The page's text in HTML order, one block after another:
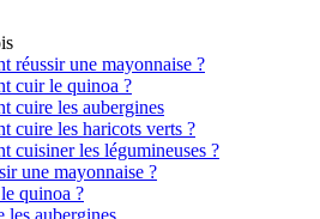
réussir une mayonnaise ?
cuir le quinoa ?
cuire les aubergines
cuire les haricots verts ?
cuisiner les légumineuses ?
une mayonnaise ?
quinoa ?
les aubergines